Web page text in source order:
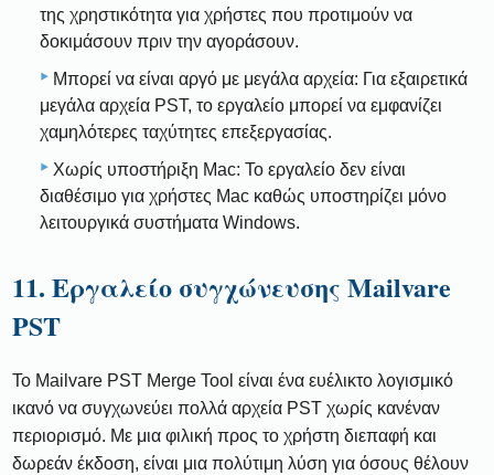
της χρηστικότητα για χρήστες που προτιμούν να
δοκιμάσουν πριν την αγοράσουν.
Μπορεί να είναι αργό με μεγάλα αρχεία: Για εξαιρετικά
μεγάλα αρχεία PST, το εργαλείο μπορεί να εμφανίζει
χαμηλότερες ταχύτητες επεξεργασίας.
Χωρίς υποστήριξη Mac: Το εργαλείο δεν είναι
διαθέσιμο για χρήστες Mac καθώς υποστηρίζει μόνο
λειτουργικά συστήματα Windows.
11. Εργαλείο συγχώνευσης Mailvare
PST
Το Mailvare PST Merge Tool είναι ένα ευέλικτο λογισμικό
ικανό να συγχωνεύει πολλά αρχεία PST χωρίς κανέναν
περιορισμό. Με μια φιλική προς το χρήστη διεπαφή και
δωρεάν έκδοση, είναι μια πολύτιμη λύση για όσους θέλουν